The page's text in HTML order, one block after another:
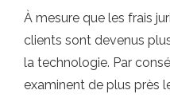
À mesure que les frais
clients sont devenus
la technologie. Par
examinent de plus près